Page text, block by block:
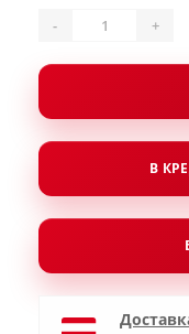
- +
В